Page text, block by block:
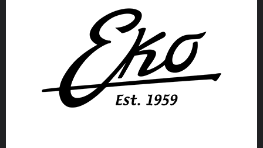
KONTAKT